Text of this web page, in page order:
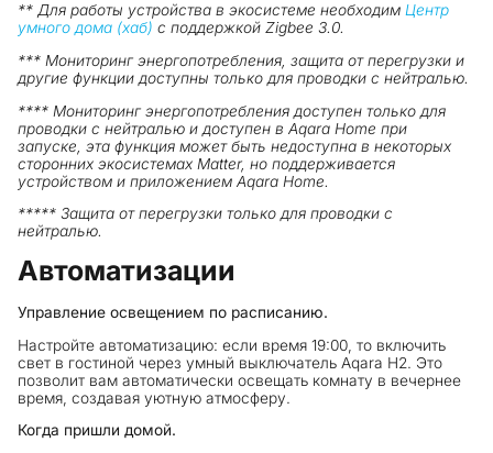
** Для работы устройства в экосистеме необходим Центр
умного дома (хаб) с поддержкой Zigbee 3.0.
*** Мониторинг энергопотребления, защита от перегрузки и
другие функции доступны только для проводки с нейтралью.
**** Мониторинг энергопотребления доступен только для
проводки с нейтралью и доступен в Aqara Home при
запуске, эта функция может быть недоступна в некоторых
сторонних экосистемах Matter, но поддерживается
устройством и приложением Aqara Home.
***** Защита от перегрузки только для проводки с
нейтралью.
Автоматизации
Управление освещением по расписанию.
Настройте автоматизацию: если время 19:00, то включить
свет в гостиной через умный выключатель Aqara Н2. Это
позволит вам автоматически освещать комнату в вечернее
время, создавая уютную атмосферу.
Когда пришли домой.